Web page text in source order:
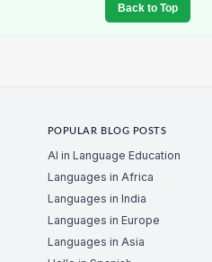
Back to Top
POPULAR BLOG POSTS
AI in Language Education
Languages in Africa
Languages in India
Languages in Europe
Languages in Asia